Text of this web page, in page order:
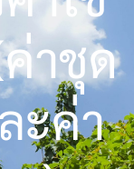
าชุด
ะค่า